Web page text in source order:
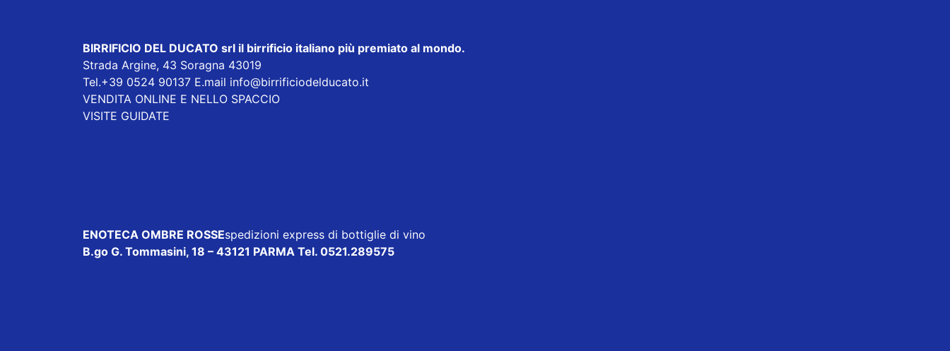
BIRRIFICIO DEL DUCATO srl il birrificio italiano più premiato al mondo.
Strada Argine, 43 Soragna 43019
Tel.+39 0524 90137 E.mail info@birrificiodelducato.it
VENDITA ONLINE E NELLO SPACCIO
VISITE GUIDATE
ENOTECA OMBRE ROSSEspedizioni express di bottiglie di vino
B.go G. Tommasini, 18 – 43121 PARMA Tel. 0521.289575